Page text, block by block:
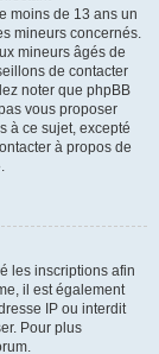
moins de 13 ans un
mineurs concernés.
mineurs âgés de
de contacter
noter que phpBB
vous proposer
à ce sujet, excepté
à propos de
les inscriptions afin
il est également
IP ou interdit
Pour plus